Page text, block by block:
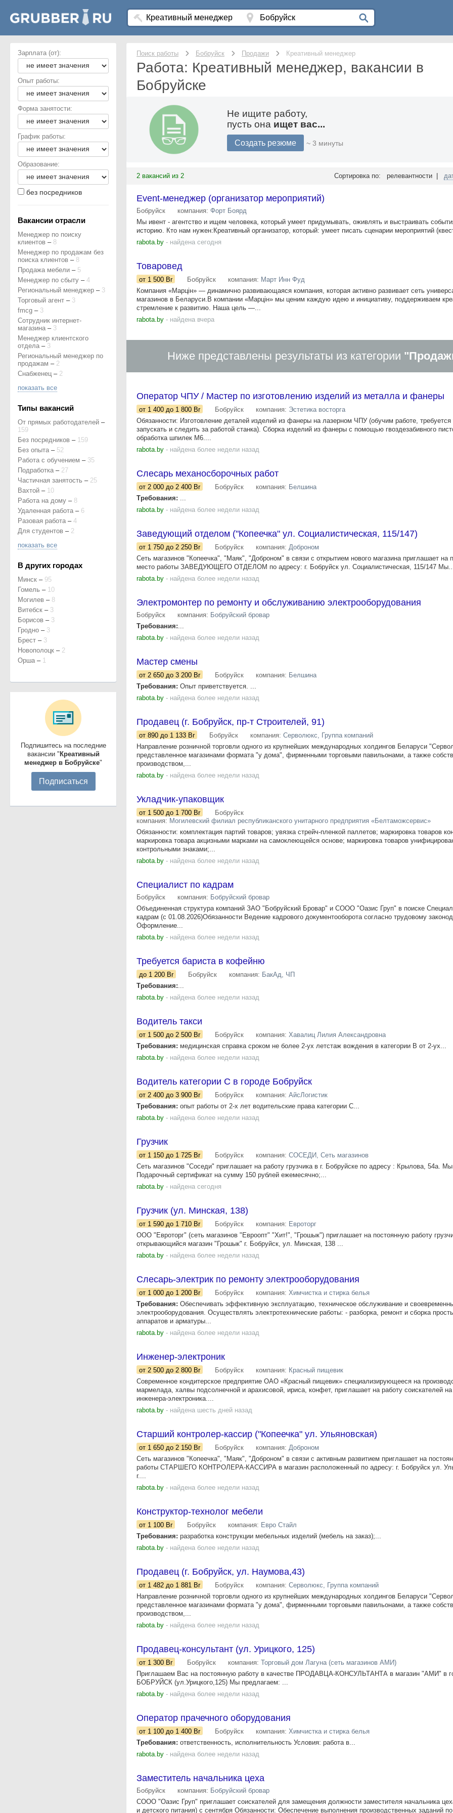
Поиск работы Бобруйск Продажи Креативный менеджер
Работа: Креативный менеджер, вакансии в
Бобруйске
Не ищите работу,
пусть она ищет вас...
Создать резюме ~ 3 минуты
2 вакансий из 2 Сортировка по: релевантности |
Event-менеджер (организатор мероприятий)
Бобруйск компания: Форт Боярд
Мы ивент - агентство и ищем человека, который умеет придумывать, оживлять и выстраивать
историю. Кто нам нужен:Креативный организатор, который: умеет писать сценарии мероприятий
rabota.by - найдена сегодня
Товаровед
от 1 500 Br Бобруйск компания: Март Инн Фуд
Компания «Марцін» — динамично развивающаяся компания, которая активно развивает сеть
магазинов в Беларуси.В компании «Марцін» мы ценим каждую идею и инициативу, поддерживаем
стремление к развитию. Наша цель —...
rabota.by - найдена вчера
Ниже представлены результаты из категории
Оператор ЧПУ / Мастер по изготовлению изделий из металла и фанеры
от 1 400 до 1 800 Br Бобруйск компания: Эстетика восторга
Обязанности: Изготовление деталей изделий из фанеры на лазерном ЧПУ (обучим работе, требуется
запускать и следить за работой станка). Сборка изделий из фанеры с помощью гвоздезабивного
обработка шпилек М6....
rabota.by - найдена более недели назад
Слесарь механосборочных работ
от 2 000 до 2 400 Br Бобруйск компания: Белшина
Требования: ...
rabota.by - найдена более недели назад
Заведующий отделом ("Копеечка" ул. Социалистическая, 115/147)
от 1 750 до 2 250 Br Бобруйск компания: Доброном
Сеть магазинов "Копеечка", "Маяк", "Доброном" в связи с открытием нового магазина приглашает на
место работы ЗАВЕДУЮЩЕГО ОТДЕЛОМ по адресу: г. Бобруйск ул. Социалистическая, 115/147
rabota.by - найдена более недели назад
Электромонтер по ремонту и обслуживанию электрооборудования
Бобруйск компания: Бобруйский бровар
Требования:...
rabota.by - найдена более недели назад
Мастер смены
от 2 650 до 3 200 Br Бобруйск компания: Белшина
Требования: Опыт приветствуется. ...
rabota.by - найдена более недели назад
Продавец (г. Бобруйск, пр-т Строителей, 91)
от 890 до 1 133 Br Бобруйск компания: Серволюкс, Группа компаний
Направление розничной торговли одного из крупнейших международных холдингов Беларуси
представленное магазинами формата "у дома", фирменными торговыми павильонами, а также
производством,...
rabota.by - найдена более недели назад
Укладчик-упаковщик
от 1 500 до 1 700 Br
Бобруйск
компания: Могилевский филиал республиканского унитарного предприятия «Белтаможсервис»
Обязанности: комплектация партий товаров; увязка стрейч-пленкой паллетов; маркировка товаров
маркировка товара акцизными марками на самоклеющейся основе; маркировка товаров
контрольными знаками;...
rabota.by - найдена более недели назад
Специалист по кадрам
Бобруйск компания: Бобруйский бровар
Объединенная структура компаний ЗАО "Бобруйский Бровар" и СООО "Оазис Груп" в поиске
кадрам (с 01.08.2026)Обязанности Ведение кадрового документооборота согласно трудовому
Оформление...
rabota.by - найдена более недели назад
Требуется бариста в кофейню
до 1 200 Br Бобруйск компания: БакАд, ЧП
Требования:...
rabota.by - найдена более недели назад
Водитель такси
от 1 500 до 2 500 Br Бобруйск компания: Хавалиц Лилия Александровна
Требования: медицинская справка сроком не более 2-ух летстаж вождения в категории В от 2-ух...
rabota.by - найдена более недели назад
Водитель категории С в городе Бобруйск
от 2 400 до 3 900 Br Бобруйск компания: АйсЛогистик
Требования: опыт работы от 2-х лет водительские права категории С...
rabota.by - найдена более недели назад
Грузчик
от 1 150 до 1 725 Br Бобруйск компания: СОСЕДИ, Сеть магазинов
Сеть магазинов "Соседи" приглашает на работу грузчика в г. Бобруйске по адресу : Крылова, 54а.
Подарочный сертификат на сумму 150 рублей ежемесячно;...
rabota.by - найдена сегодня
Грузчик (ул. Минская, 138)
от 1 590 до 1 710 Br Бобруйск компания: Евроторг
ООО "Евроторг" (сеть магазинов "Евроопт" "Хит!", "Грошык") приглашает на постоянную работу
открывающийся магазин "Грошык" г. Бобруйск, ул. Минская, 138 ...
rabota.by - найдена более недели назад
Слесарь-электрик по ремонту электрооборудования
от 1 000 до 1 200 Br Бобруйск компания: Химчистка и стирка белья
Требования: Обеспечивать эффективную эксплуатацию, техническое обслуживание и
электрооборудования. Осуществлять электротехнические работы: - разборка, ремонт и сборка
аппаратов и арматуры...
rabota.by - найдена более недели назад
Инженер-электроник
от 2 500 до 2 800 Br Бобруйск компания: Красный пищевик
Современное кондитерское предприятие ОАО «Красный пищевик» специализирующееся на
мармелада, халвы подсолнечной и арахисовой, ириса, конфет, приглашает на работу соискателей
инженера-электроника....
rabota.by - найдена шесть дней назад
Старший контролер-кассир ("Копеечка" ул. Ульяновская)
от 1 650 до 2 150 Br Бобруйск компания: Доброном
Сеть магазинов "Копеечка", "Маяк", "Доброном" в связи с активным развитием приглашает на
работы СТАРШЕГО КОНТРОЛЕРА-КАССИРА в магазин расположенный по адресу: г. Бобруйск ул.
г....
rabota.by - найдена более недели назад
Конструктор-технолог мебели
от 1 100 Br Бобруйск компания: Евро Стайл
Требования: разработка конструкции мебельных изделий (мебель на заказ);...
rabota.by - найдена более недели назад
Продавец (г. Бобруйск, ул. Наумова,43)
от 1 482 до 1 881 Br Бобруйск компания: Серволюкс, Группа компаний
Направление розничной торговли одного из крупнейших международных холдингов Беларуси
представленное магазинами формата "у дома", фирменными торговыми павильонами, а также
производством,...
rabota.by - найдена более недели назад
Продавец-консультант (ул. Урицкого, 125)
от 1 300 Br Бобруйск компания: Торговый дом Лагуна (сеть магазинов АМИ)
Приглашаем Вас на постоянную работу в качестве ПРОДАВЦА-КОНСУЛЬТАНТА в магазин "АМИ" в
БОБРУЙСК (ул.Урицкого,125) Мы предлагаем: ...
rabota.by - найдена более недели назад
Оператор прачечного оборудования
от 1 100 до 1 400 Br Бобруйск компания: Химчистка и стирка белья
Требования: ответственность, исполнительность Условия: работа в...
rabota.by - найдена более недели назад
Заместитель начальника цеха
Бобруйск компания: Бобруйский бровар
СООО "Оазис Груп" приглашает соискателей для замещения должности заместителя начальника
и детского питания) с сентября Обязанности: Обеспечение выполнения производственных заданий
Зарплата (от):
Опыт работы:
Форма занятости:
График работы:
Образование:
без посредников
Вакансии отрасли
Менеджер по поиску
клиентов – 8
Менеджер по продажам без
поиска клиентов – 8
Продажа мебели – 5
Менеджер по сбыту – 4
Региональный менеджер – 3
Торговый агент – 3
fmcg – 3
Сотрудник интернет-
магазина – 3
Менеджер клиентского
отдела – 3
Региональный менеджер по
продажам – 2
Снабженец – 2
показать все
Типы вакансий
От прямых работодателей –
159
Без посредников – 159
Без опыта – 52
Работа с обучением – 35
Подработка – 27
Частичная занятость – 25
Вахтой – 10
Работа на дому – 8
Удаленная работа – 6
Разовая работа – 4
Для студентов – 2
показать все
В других городах
Минск – 95
Гомель – 10
Могилев – 8
Витебск – 3
Борисов – 3
Гродно – 3
Брест – 3
Новополоцк – 2
Орша – 1
Подпишитесь на последние
вакансии " Креативный
менеджер в Бобруйске"
Подписаться